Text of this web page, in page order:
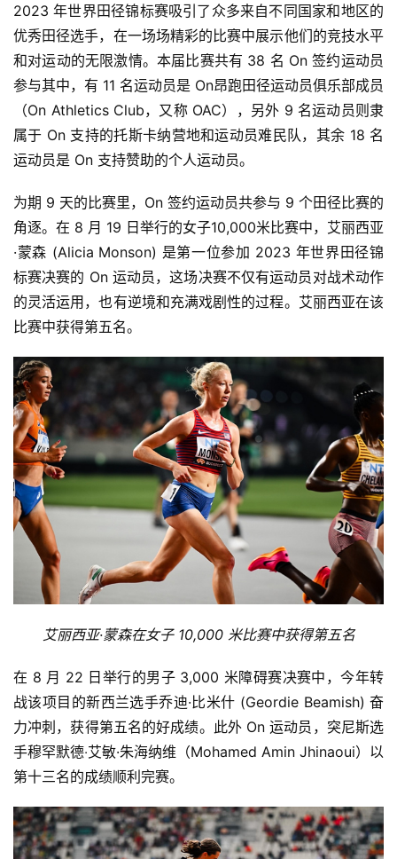
2023 年世界田径锦标赛吸引了众多来自不同国家和地区的
优秀田径选手，在一场场精彩的比赛中展示他们的竞技水平
和对运动的无限激情。本届比赛共有 38 名 On 签约运动员
参与其中，有 11 名运动员是 On昂跑田径运动员俱乐部成员
（On Athletics Club，又称 OAC），另外 9 名运动员则隶
属于 On 支持的托斯卡纳营地和运动员难民队，其余 18 名
运动员是 On 支持赞助的个人运动员。
为期 9 天的比赛里，On 签约运动员共参与 9 个田径比赛的
角逐。在 8 月 19 日举行的女子10,000米比赛中，艾丽西亚
·蒙森 (Alicia Monson) 是第一位参加 2023 年世界田径锦
标赛决赛的 On 运动员，这场决赛不仅有运动员对战术动作
的灵活运用，也有逆境和充满戏剧性的过程。艾丽西亚在该
比赛中获得第五名。
艾丽西亚·蒙森在女子 10,000 米比赛中获得第五名
在 8 月 22 日举行的男子 3,000 米障碍赛决赛中，今年转
战该项目的新西兰选手乔迪·比米什 (Geordie Beamish) 奋
力冲刺，获得第五名的好成绩。此外 On 运动员，突尼斯选
手穆罕默德‧艾敏·朱海纳维（Mohamed Amin Jhinaoui）以
第十三名的成绩顺利完赛。